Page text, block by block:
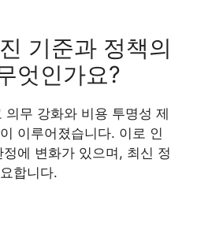
기준과 정책의
엇인가요?
무 강화와 비용 투명성 제
이루어졌습니다. 이로 인
에 변화가 있으며, 최신 정
합니다.